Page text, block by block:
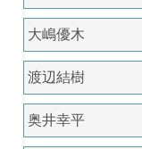
大嶋優木
渡辺結樹
奥井幸平